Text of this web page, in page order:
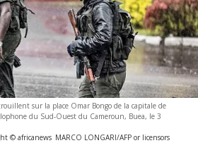
sur la place Omar Bongo de la capitale de
du Sud-Ouest du Cameroun, Buea, le 3
© africanews MARCO LONGARI/AFP or licensors